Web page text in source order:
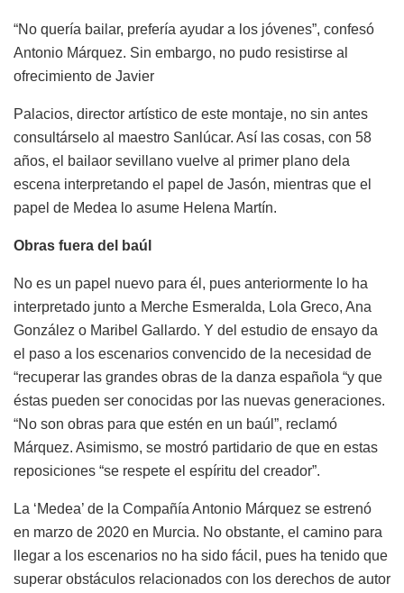
“No quería bailar, prefería ayudar a los jóvenes”, confesó
Antonio Márquez. Sin embargo, no pudo resistirse al
ofrecimiento de Javier
Palacios, director artístico de este montaje, no sin antes
consultárselo al maestro Sanlúcar. Así las cosas, con 58
años, el bailaor sevillano vuelve al primer plano dela
escena interpretando el papel de Jasón, mientras que el
papel de Medea lo asume Helena Martín.
Obras fuera del baúl
No es un papel nuevo para él, pues anteriormente lo ha
interpretado junto a Merche Esmeralda, Lola Greco, Ana
González o Maribel Gallardo. Y del estudio de ensayo da
el paso a los escenarios convencido de la necesidad de
“recuperar las grandes obras de la danza española “y que
éstas pueden ser conocidas por las nuevas generaciones.
“No son obras para que estén en un baúl”, reclamó
Márquez. Asimismo, se mostró partidario de que en estas
reposiciones “se respete el espíritu del creador”.
La ‘Medea’ de la Compañía Antonio Márquez se estrenó
en marzo de 2020 en Murcia. No obstante, el camino para
llegar a los escenarios no ha sido fácil, pues ha tenido que
superar obstáculos relacionados con los derechos de autor